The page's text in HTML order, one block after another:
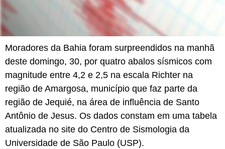
Moradores da Bahia foram surpreendidos na manhã
deste domingo, 30, por quatro abalos sísmicos com
magnitude entre 4,2 e 2,5 na escala Richter na
região de Amargosa, município que faz parte da
região de Jequié, na área de influência de Santo
Antônio de Jesus. Os dados constam em uma tabela
atualizada no site do Centro de Sismologia da
Universidade de São Paulo (USP).